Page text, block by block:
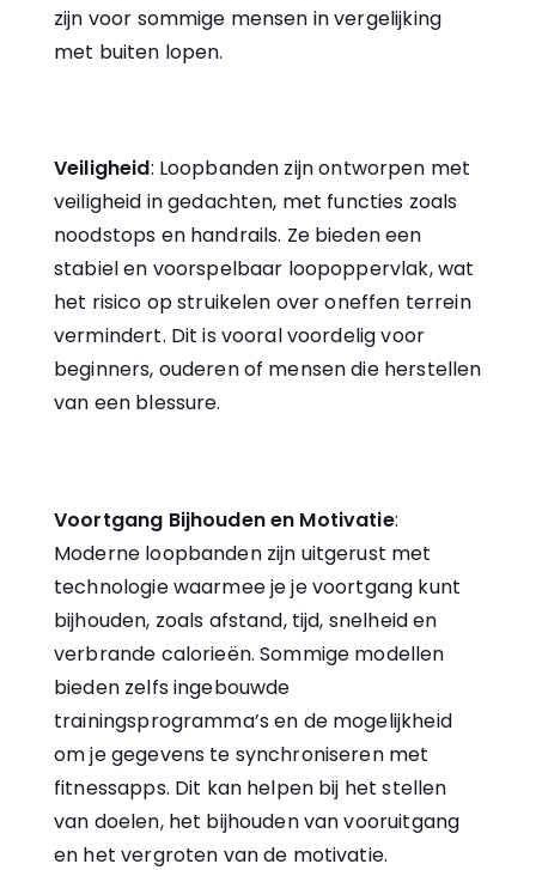
zijn voor sommige mensen in vergelijking
met buiten lopen.
Veiligheid: Loopbanden zijn ontworpen met
veiligheid in gedachten, met functies zoals
noodstops en handrails. Ze bieden een
stabiel en voorspelbaar loopoppervlak, wat
het risico op struikelen over oneffen terrein
vermindert. Dit is vooral voordelig voor
beginners, ouderen of mensen die herstellen
van een blessure.
Voortgang Bijhouden en Motivatie:
Moderne loopbanden zijn uitgerust met
technologie waarmee je je voortgang kunt
bijhouden, zoals afstand, tijd, snelheid en
verbrande calorieën. Sommige modellen
bieden zelfs ingebouwde
trainingsprogramma’s en de mogelijkheid
om je gegevens te synchroniseren met
fitnessapps. Dit kan helpen bij het stellen
van doelen, het bijhouden van vooruitgang
en het vergroten van de motivatie.